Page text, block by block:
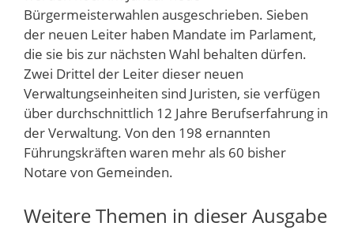
Bürgermeisterwahlen ausgeschrieben. Sieben
der neuen Leiter haben Mandate im Parlament,
die sie bis zur nächsten Wahl behalten dürfen.
Zwei Drittel der Leiter dieser neuen
Verwaltungseinheiten sind Juristen, sie verfügen
über durchschnittlich 12 Jahre Berufserfahrung in
der Verwaltung. Von den 198 ernannten
Führungskräften waren mehr als 60 bisher
Notare von Gemeinden.
Weitere Themen in dieser Ausgabe